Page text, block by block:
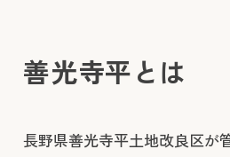
善光寺平とは
長野県善光寺平土地改良区が